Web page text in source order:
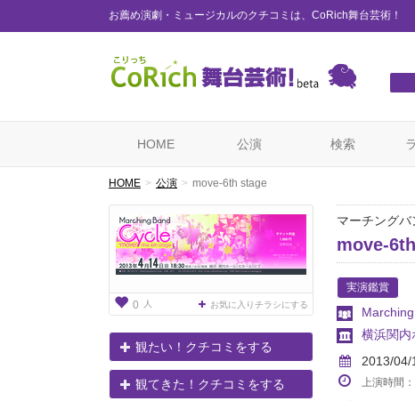
お薦め演劇・ミュージカルのクチコミは、CoRich舞台芸術！
HOME 公演 検索
HOME 公演 move-6th stage
0 人 お気に入りチラシにする
観たい！クチコミをする
観てきた！クチコミをする
マーチング
move-
実演鑑賞
横浜関内
2013/04/
上演時間：